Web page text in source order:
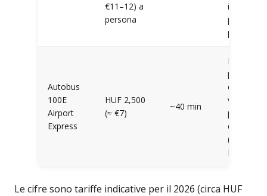
€11–12) a
persona
il servizio
porta a
porta
Autobus
100E
Airport
Express
HUF 2,500
(≈ €7)
~40 min
Il tragitto
più
verso un
polo
centrale
(Deák
Ferenc
Le cifre sono tariffe indicative per il 2026 (circa HUF